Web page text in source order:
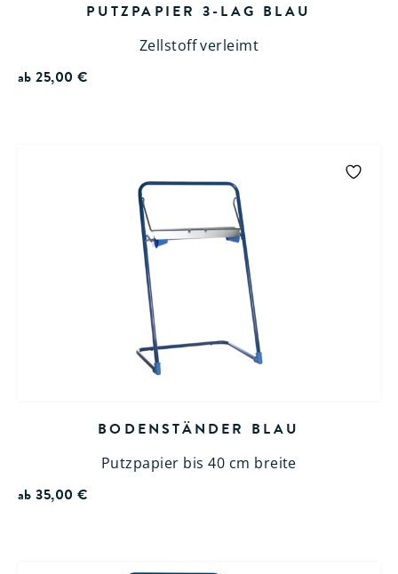
PUTZPAPIER 3-LAG BLAU
Zellstoff verleimt
ab25,00€
BODENSTÄNDER BLAU
Putzpapier bis 40 cm breite
ab35,00€